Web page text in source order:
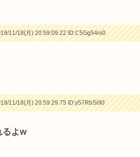
11/18(月) 20:59:09.22ID:C5Gg54ni0
11/18(月) 20:59:29.75ID:y57RbSi90
るよw